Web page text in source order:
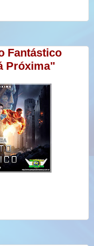
Fantástico
Próxima"